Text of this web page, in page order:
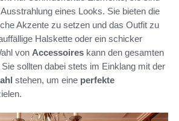
eines Looks. Sie bieten die
Akzente zu setzen und das Outfit zu
Halskette oder ein schicker
von Accessoires kann den gesamten
sollten dabei stets im Einklang mit der
stehen, um eine perfekte